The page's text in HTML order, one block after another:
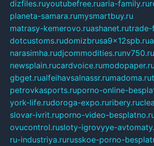
dizfiles.ruyoutubefree.ruaria-family.ru
planeta-samara.rumysmartbuy.ru
matrasy-kemerovo.ruashanet.rutrade-
dotcustoms.rudomizbrusa9x12spb.ru
narasimha.rudjcommodities.runv750.ru
newsplain.rucardvoice.rumodopaper.ru
gbget.rualfeihavsalnassr.rumadoma.ru
petrovkasports.ruporno-online-
york-life.rudoroga-expo.ruribery.ru
slovar-ivrit.ruporno-video-
ovucontrol.rusloty-igrovyye-
ru-industriya.rurusskoe-porno-